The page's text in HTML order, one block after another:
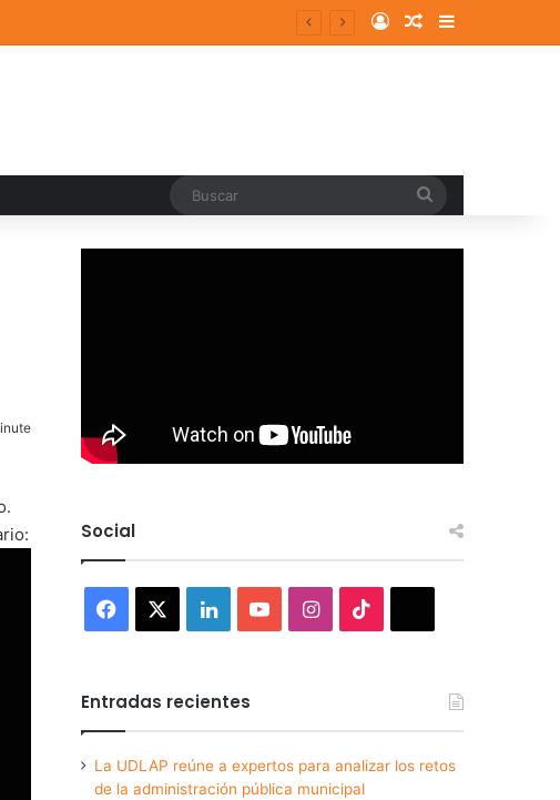
emergentes y consolidados Log InRandom Article
Sidebar
Social
Facebook LinkedInYouTubeInstagram
Entradas recientes
La UDLAP reúne a expertos para analizar los retos
de la administración pública municipal